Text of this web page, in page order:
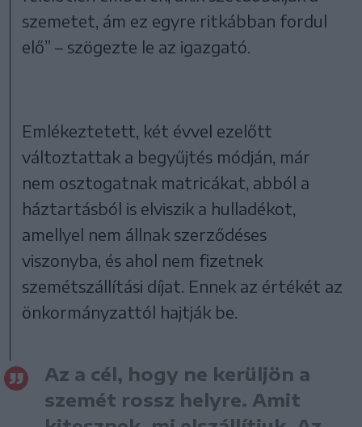
szemetet, ám ez egyre ritkábban fordul
elő” – szögezte le az igazgató.
Emlékeztetett, két évvel ezelőtt
változtattak a begyűjtés módján, már
nem osztogatnak matricákat, abból a
háztartásból is elviszik a hulladékot,
amellyel nem állnak szerződéses
viszonyba, és ahol nem fizetnek
szemétszállítási díjat. Ennek az értékét az
önkormányzattól hajtják be.
Az a cél, hogy ne kerüljön a
szemét rossz helyre. Amit